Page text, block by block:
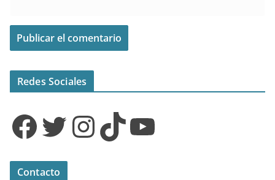
Redes Sociales
Facebook Twitter InstagramTikTok YouTube
Contacto